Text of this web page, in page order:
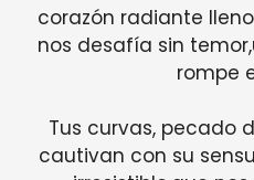
corazón radiante
nos desafía sin
rompe
Tus curvas, pecado
cautivan con su